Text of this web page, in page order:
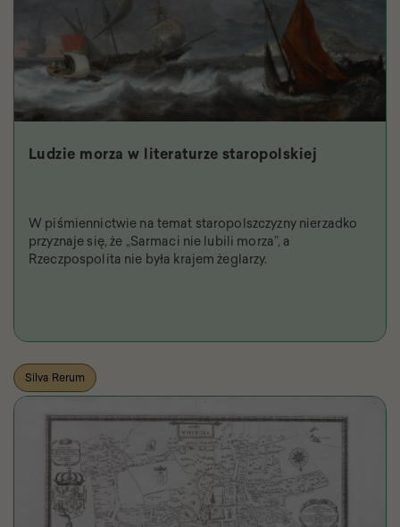
Ludzie morza w literaturze staropolskiej
W piśmiennictwie na temat staropolszczyzny nierzadko
przyznaje się, że „Sarmaci nie lubili morza”, a
Rzeczpospolita nie była krajem żeglarzy.
Silva Rerum